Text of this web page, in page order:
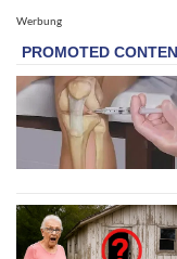
Werbung